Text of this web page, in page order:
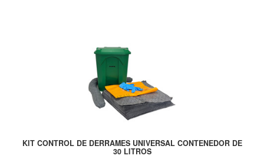
KIT CONTROL DE DERRAMES UNIVERSAL CONTENEDOR DE
30 LITROS